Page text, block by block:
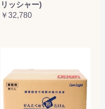
リッシャー)
￥32,780